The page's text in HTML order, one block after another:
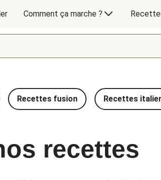
Comment ça marche ?
Recettes fusion Recettes
recettes